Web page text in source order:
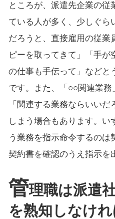
ところが、派遣先企業の従
ている人が多く、少しぐら
だろうと、直接雇用の従業
ピーを取ってきて」「手が
の仕事も手伝って」などと
です。また、「○○関連業務
「関連する業務ならいい
しまう場合もあります。い
う業務を指示命令するのは
契約書を確認のうえ指示を
管理職は派遣
を熟知しなけ